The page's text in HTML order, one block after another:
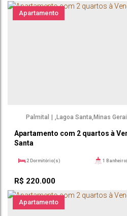
Apartamento
Apartamento com 2 quartos à
Santa
R$ 220.000
Palmital Lagoa Santa Minas
2 Dormitório(s) 1
Apartamento